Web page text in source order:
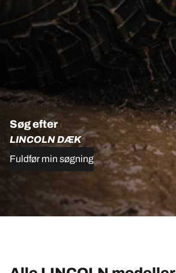
Søg efter
LINCOLN DÆK
Fuldfør min søgning